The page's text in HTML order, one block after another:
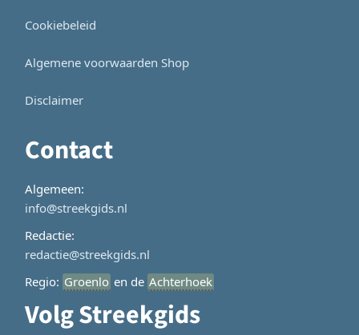
Cookiebeleid
Algemene voorwaarden Shop
Disclaimer
Contact
Algemeen:
info@streekgids.nl
Redactie:
redactie@streekgids.nl
Regio: Groenlo en de Achterhoek
Volg Streekgids